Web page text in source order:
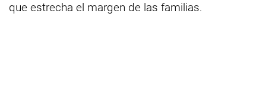
que estrecha el margen de las familias.